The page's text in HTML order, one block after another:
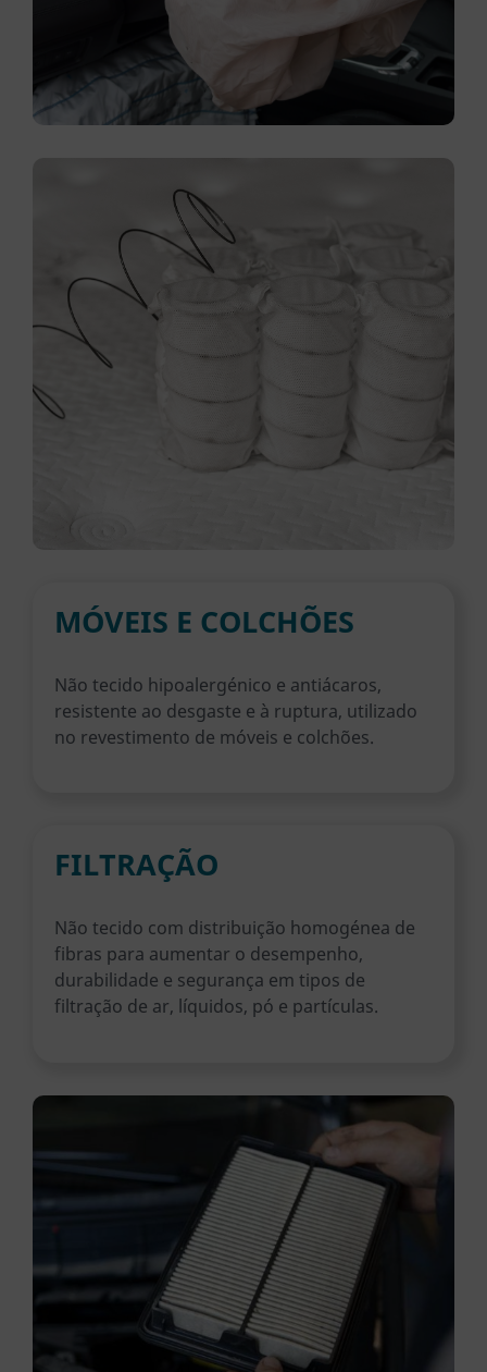
MÓVEIS E COLCHÕES
Não tecido hipoalergénico e antiácaros,
resistente ao desgaste e à ruptura, utilizado
no revestimento de móveis e colchões.
FILTRAÇÃO
Não tecido com distribuição homogénea de
fibras para aumentar o desempenho,
durabilidade e segurança em tipos de
filtração de ar, líquidos, pó e partículas.